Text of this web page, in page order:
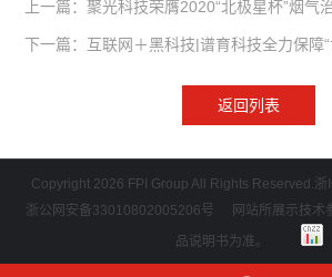
返回列表
Copyright 2026 FPI Group All Rights Reserved.浙
浙公网安备33010802005206号
网站所展示技术
品说明书为准。